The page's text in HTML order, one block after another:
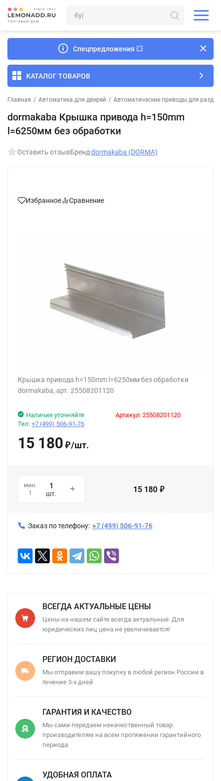
Спецпредложения 💥
КАТАЛОГ ТОВАРОВ
Главная / Автоматика для дверей / Автоматические приводы для
dormakaba Крышка привода h=150mm
l=6250мм без обработки
Оставить отзывБренд:dormakaba (DORMA)
Избранное Сравнение
Крышка привода h=150mm l=6250мм без обработки
dormakaba, арт. 25508201120
Артикул: 25508201120
Наличие уточняйте
Тел: +7 (499) 506-91-76
15 180 ₽/шт.
мин.
1
шт. 15 180 ₽
Заказ по телефону: +7 (499) 506-91-76
ВСЕГДА АКТУАЛЬНЫЕ ЦЕНЫ
Цены на нашем сайте всегда актуальные. Для
юридических лиц цена не увеличивается!
РЕГИОН ДОСТАВКИ
Мы отправим вашу покупку в любой регион России в
течение 3-х дней
ГАРАНТИЯ И КАЧЕСТВО
Мы сами передаем некачественный товар
производителям на всем протяжении гарантийного
периода
УДОБНАЯ ОПЛАТА